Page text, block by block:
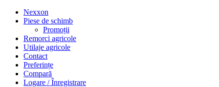
Nexxon
Piese de schimb
Promoții
Remorci agricole
Utilaje agricole
Contact
Preferințe
Compară
Logare / Înregistrare